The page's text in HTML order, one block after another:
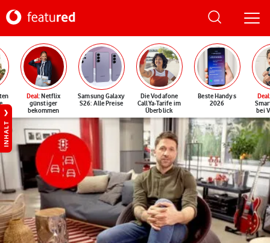
Deal: Netflix
günstiger
bekommen
Samsung Galaxy
S26: Alle Preise
Die Vodafone
CallYa-Tarife im
Überblick
Beste Handys
2026
Deal
bei
INHALT